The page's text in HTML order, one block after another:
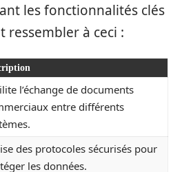
les fonctionnalités clés
ressembler à ceci :
l’échange de documents
entre différents
des protocoles sécurisés pour
les données.